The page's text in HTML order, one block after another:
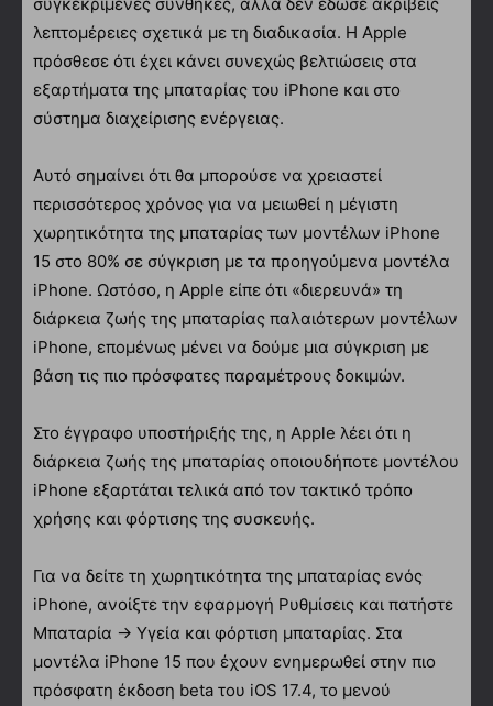
λεπτομέρειες σχετικά με τη διαδικασία. Η Apple
πρόσθεσε ότι έχει κάνει συνεχώς βελτιώσεις στα
εξαρτήματα της μπαταρίας του iPhone και στο
σύστημα διαχείρισης ενέργειας.
Αυτό σημαίνει ότι θα μπορούσε να χρειαστεί
περισσότερος χρόνος για να μειωθεί η μέγιστη
χωρητικότητα της μπαταρίας των μοντέλων iPhone
15 στο 80% σε σύγκριση με τα προηγούμενα μοντέλα
iPhone. Ωστόσο, η Apple είπε ότι «διερευνά» τη
διάρκεια ζωής της μπαταρίας παλαιότερων μοντέλων
iPhone, επομένως μένει να δούμε μια σύγκριση με
βάση τις πιο πρόσφατες παραμέτρους δοκιμών.
Στο έγγραφο υποστήριξής της, η Apple λέει ότι η
διάρκεια ζωής της μπαταρίας οποιουδήποτε μοντέλου
iPhone εξαρτάται τελικά από τον τακτικό τρόπο
χρήσης και φόρτισης της συσκευής.
Για να δείτε τη χωρητικότητα της μπαταρίας ενός
iPhone, ανοίξτε την εφαρμογή Ρυθμίσεις και πατήστε
Μπαταρία → Υγεία και φόρτιση μπαταρίας. Στα
μοντέλα iPhone 15 που έχουν ενημερωθεί στην πιο
πρόσφατη έκδοση beta του iOS 17.4, το μενού